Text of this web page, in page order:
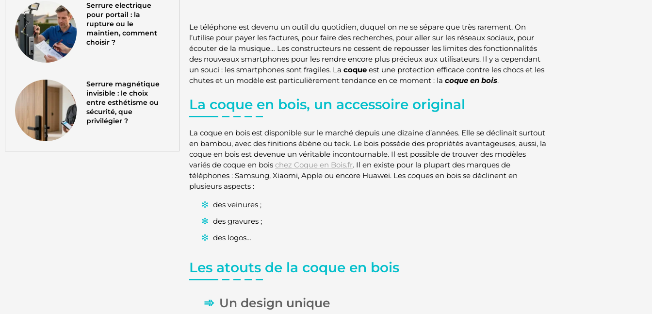
Serrure electrique
pour portail : la
rupture ou le
maintien, comment
choisir ?
Serrure magnétique
invisible : le choix
entre esthétisme ou
sécurité, que
privilégier ?
Le téléphone est devenu un outil du quotidien, duquel on ne se sépare que très rarement. On
l’utilise pour payer les factures, pour faire des recherches, pour aller sur les réseaux sociaux, pour
écouter de la musique… Les constructeurs ne cessent de repousser les limites des fonctionnalités
des nouveaux smartphones pour les rendre encore plus précieux aux utilisateurs. Il y a cependant
un souci : les smartphones sont fragiles. La coque est une protection efficace contre les chocs et les
chutes et un modèle est particulièrement tendance en ce moment : la coque en bois.
La coque en bois, un accessoire original
La coque en bois est disponible sur le marché depuis une dizaine d’années. Elle se déclinait surtout
en bambou, avec des finitions ébène ou teck. Le bois possède des propriétés avantageuses, aussi, la
coque en bois est devenue un véritable incontournable. Il est possible de trouver des modèles
variés de coque en bois chez Coque en Bois.fr. Il en existe pour la plupart des marques de
téléphones : Samsung, Xiaomi, Apple ou encore Huawei. Les coques en bois se déclinent en
plusieurs aspects :
des veinures ;
des gravures ;
des logos…
Les atouts de la coque en bois
Un design unique